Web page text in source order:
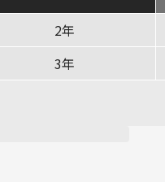
2年
3年